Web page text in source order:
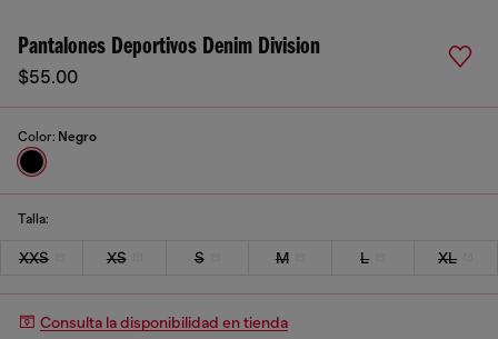
Pantalones Deportivos Denim Division
$55.00
Color: Negro
Talla:
XXS XS S M L XL
Consulta la disponibilidad en tienda